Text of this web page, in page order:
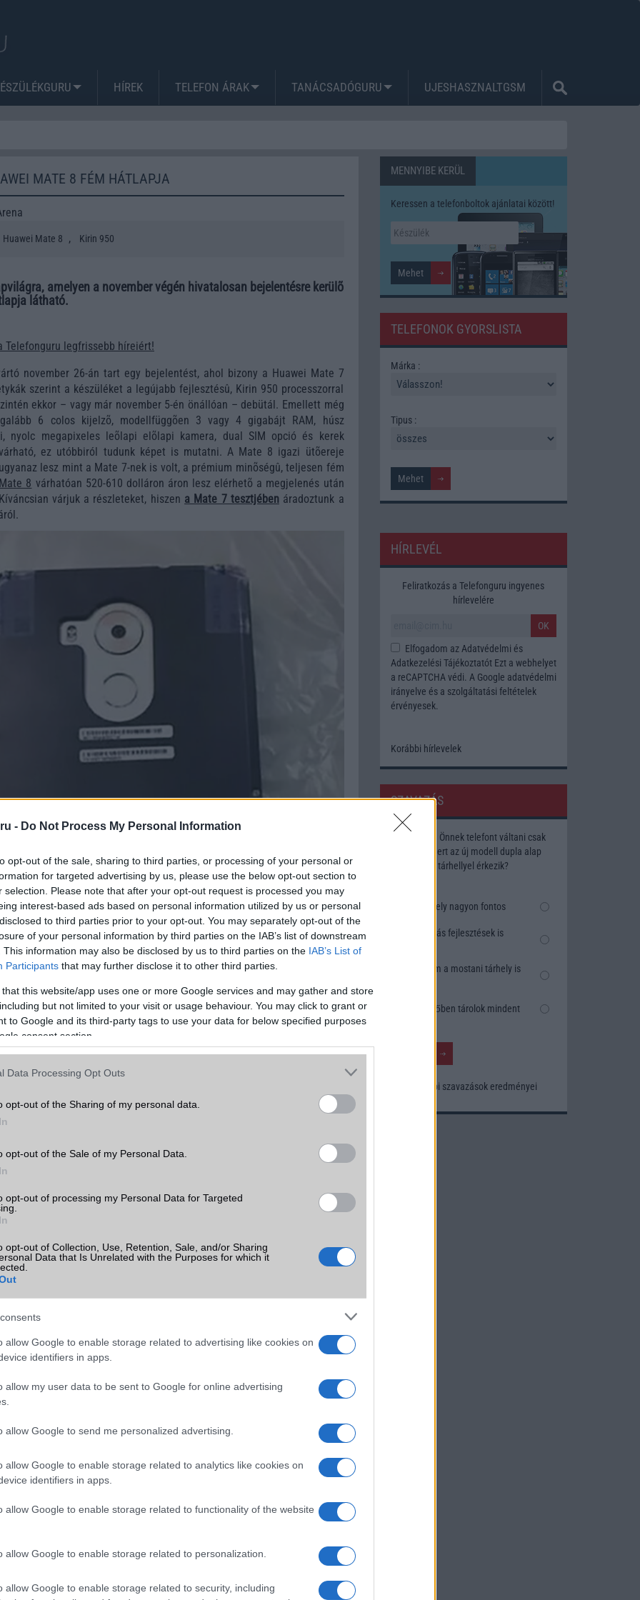
- Do Not Process My Personal Information
opt-out of the sale, sharing to third parties, or processing of your personal or
for targeted advertising by us, please use the below opt-out section to
selection. Please note that after your opt-out request is processed you may
interest-based ads based on personal information utilized by us or personal
to third parties prior to your opt-out. You may separately opt-out of the
of your personal information by third parties on the IAB’s list of downstream
This information may also be disclosed by us to third parties on the IAB’s List of
Participants that may further disclose it to other third parties.
that this website/app uses one or more Google services and may gather and store
but not limited to your visit or usage behaviour. You may click to grant or
to Google and its third-party tags to use your data for below specified purposes
consent section.
Data Processing Opt Outs
opt-out of the Sharing of my personal data.
opt-out of the Sale of my Personal Data.
opt-out of processing my Personal Data for Targeted
opt-out of Collection, Use, Retention, Sale, and/or Sharing
Data that Is Unrelated with the Purposes for which it
allow Google to enable storage related to advertising like cookies on
identifiers in apps.
allow my user data to be sent to Google for online advertising
allow Google to send me personalized advertising.
allow Google to enable storage related to analytics like cookies on
identifiers in apps.
allow Google to enable storage related to functionality of the website
allow Google to enable storage related to personalization.
allow Google to enable storage related to security, including
HÍREK TELEFON ÁRAK TANÁCSADÓGURU UJESHASZNALTGSM
MATE 8 FÉM HÁTLAPJA
Huawei Mate 8 , Kirin 950
amelyen a november végén hivatalosan bejelentésre kerülõ
látható.
Telefonguru legfrissebb híreiért!
november 26-án tart egy bejelentést, ahol bizony a Huawei Mate 7
szerint a készüléket a legújabb fejlesztésû, Kirin 950 processzorral
ekkor – vagy már november 5-én önállóan – debütál. Emellett még
6 colos kijelzõ, modellfüggõen 3 vagy 4 gigabájt RAM, húsz
nyolc megapixeles leõlapi elõlapi kamera, dual SIM opció és kerek
ez utóbbiról tudunk képet is mutatni. A Mate 8 igazi ütõereje
lesz mint a Mate 7-nek is volt, a prémium minõségû, teljesen fém
8 várhatóan 520-610 dolláron áron lesz elérhetõ a megjelenés után
várjuk a részleteket, hiszen a Mate 7 tesztjébenáradoztunk a
linkek:
Mate 7 teszt
kiemelt ajánlatok
Pro Max
(új)
128.000 Ft (új)
Apple iPhone 16e
195.000 Ft (új)
MENNYIBE KERÜL
Keressen a telefonboltok ajánlatai között!
TELEFONOK GYORSLISTA
Márka :
Tipus :
HÍRLEVÉL
Feliratkozás a Telefonguru ingyenes
hírlevelére
OK
Elfogadom az Adatvédelmi és
Adatkezelési TájékoztatótEzt a webhelyet
a reCAPTCHA védi. A Google adatvédelmi
irányelve és a szolgáltatási feltételek
érvényesek.
Korábbi hírlevelek
SZAVAZÁS
Megérné Önnek telefont váltani csak
azért, mert az új modell dupla alap
tárhellyel érkezik?
Igen, a tárhely nagyon fontos
Talán, ha más fejlesztések is
Nem, nekem a mostani tárhely is
Inkább felhőben tárolok mindent
Korábbi szavazások eredményei